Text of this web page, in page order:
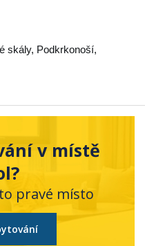
skály, Podkrkonoší,
v místě
pravé místo